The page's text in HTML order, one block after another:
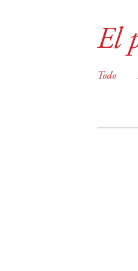
El
Todo